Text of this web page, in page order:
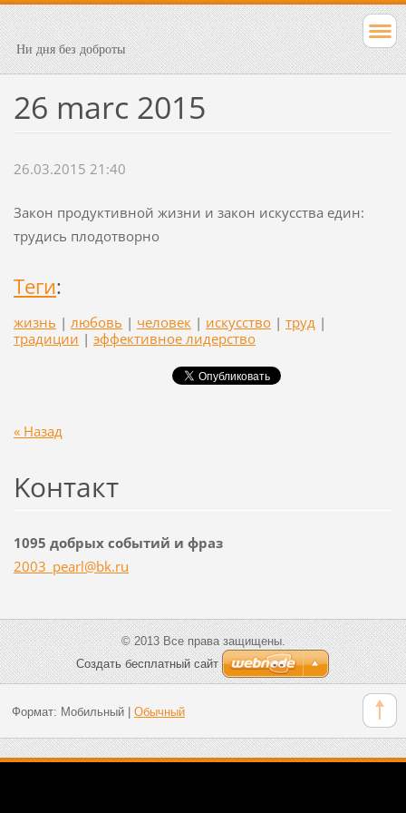
Ни дня без доброты
26 marc 2015
26.03.2015 21:40
Закон продуктивной жизни и закон искусства един:
трудись плодотворно
Теги:
жизнь | любовь | человек | искусство | труд |
традиции | эффективное лидерство
« Назад
Koнтакт
1095 добрых событий и фраз
2003_pearl@bk.ru
© 2013 Все права защищены.
Создать бесплатный сайт
Формат: Мобильный| Обычный